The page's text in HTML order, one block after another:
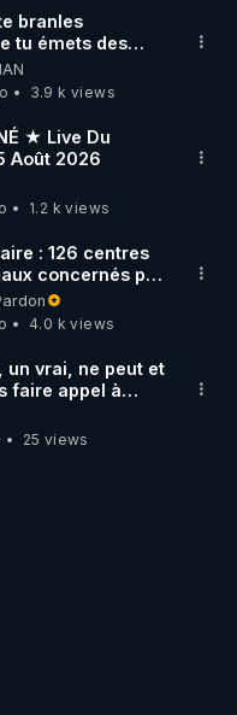
branles
tu émets des
juste omis de
3.9 k views
★ Live Du
Août 2026
1.2 k views
: 126 centres
concernés par
dans toute la
4.0 k views
un vrai, ne peut et
faire appel à
artificielle
25 views